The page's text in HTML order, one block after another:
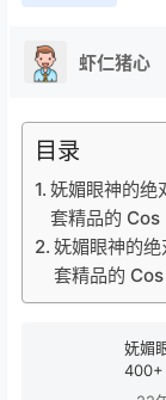
虾仁猪心
目录
妩媚眼神的
套精品的 Cos
妩媚眼神的
套精品的
妩媚
400+